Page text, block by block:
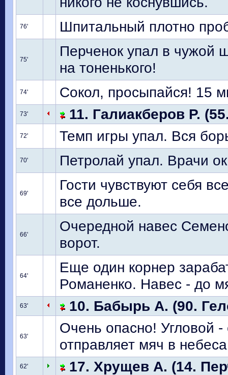
76' Шпитальный плотно
75'
Перченок упал в чужой
на тоненького!
74' Сокол, просыпайся! 15
73' 11. Галиакберов Р.
72' Темп игры упал. Вся
70' Петролай упал. Врачи
69'
Гости чувствуют себя
все дольше.
66'
Очередной навес
ворот.
64'
Еще один корнер
Романенко. Навес - до
63' 10. Бабырь А. (90.
63'
Очень опасно! Угловой
отправляет мяч в
62' 17. Хрущев А. (14.